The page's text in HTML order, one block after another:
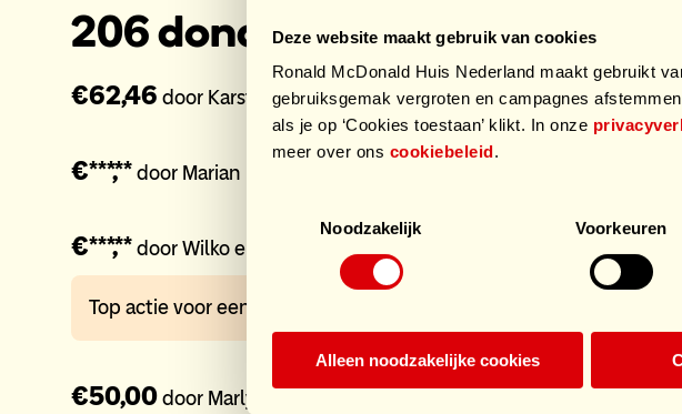
Deze website maakt gebruik van cookies
Ronald McDonald Huis Nederland maakt gebruikt
gebruiksgemak vergroten en campagnes
als je op ‘Cookies toestaan’ klikt. In onze
meer over ons cookiebeleid.
Noodzakelijk
Voorkeuren
Alleen noodzakelijke cookies
Maart
2026
€175/ €1.500
206 donaties
€62,46 door Karsten
€***,**door Marian
€***,**door Wilko en Trea
Top actie voor een prachtig doel
€50,00door Marly